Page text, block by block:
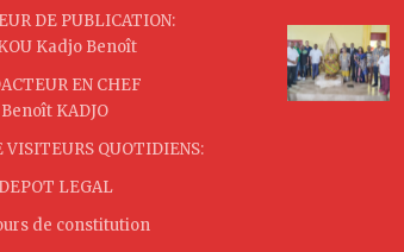
DE PUBLICATION:
Kadjo Benoît
EN CHEF
Benoît KADJO
VISITEURS QUOTIDIENS:
DEPOT LEGAL
de constitution